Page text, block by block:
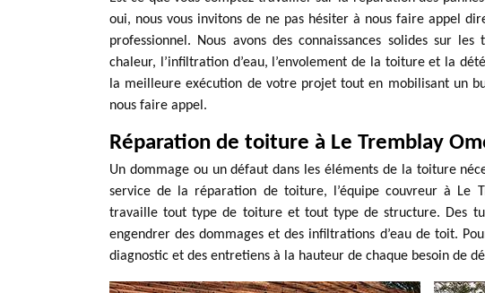
oui, nous vous invitons de ne pas hésiter à nous faire appel
professionnel. Nous avons des connaissances solides sur
chaleur, l’infiltration d’eau, l’envolement de la toiture et la
la meilleure exécution de votre projet tout en mobilisant un
nous faire appel.
Réparation de toiture à Le Tremblay
Un dommage ou un défaut dans les éléments de la toiture
service de la réparation de toiture, l’équipe couvreur à Le
travaille tout type de toiture et tout type de structure. Des
engendrer des dommages et des infiltrations d’eau de toit.
diagnostic et des entretiens à la hauteur de chaque besoin de